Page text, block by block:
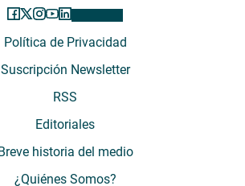
Política de Privacidad
Suscripción Newsletter
RSS
Editoriales
historia del medio
¿Quiénes Somos?